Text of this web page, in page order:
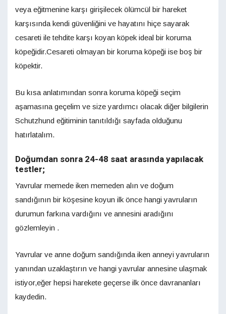
veya eğitmenine karşı girişilecek ölümcül bir hareket
karşısında kendi güvenliğini ve hayatını hiçe sayarak
cesareti ile tehdite karşı koyan köpek ideal bir koruma
köpeğidir.Cesareti olmayan bir koruma köpeği ise boş bir
köpektir.
Bu kısa anlatımından sonra koruma köpeği seçim
aşamasına geçelim ve size yardımcı olacak diğer bilgilerin
Schutzhund eğitiminin tanıtıldığı sayfada olduğunu
hatırlatalım.
Doğumdan sonra 24-48 saat arasında yapılacak
testler;
Yavrular memede iken memeden alın ve doğum
sandığının bir köşesine koyun ilk önce hangi yavruların
durumun farkına vardığını ve annesini aradığını
gözlemleyin .
Yavrular ve anne doğum sandığında iken anneyi yavruların
yanından uzaklaştırın ve hangi yavrular annesine ulaşmak
istiyor,eğer hepsi harekete geçerse ilk önce davrananları
kaydedin.